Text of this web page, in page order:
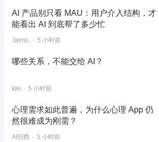
AI 产品别只看 MAU：用户介入结构，才
能看出 AI 到底帮了多少忙
Jaimo. 5 小时前
哪些关系，不能交给 AI？
kiki 5 小时前
心理需求如此普遍，为什么心理 App 仍
然很难成为刚需？
AI旧西 5 小时前